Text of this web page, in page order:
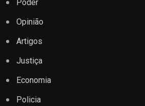
Poder
Opinião
Artigos
Justiça
Economia
Policia